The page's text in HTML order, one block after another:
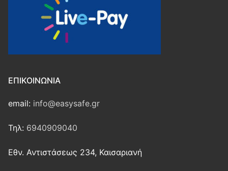
ΕΠΙΚΟΙΝΩΝΊΑ
email: info@easysafe.gr
Τηλ: 6940909040
Εθν. Αντιστάσεως 234, Καισαριανή